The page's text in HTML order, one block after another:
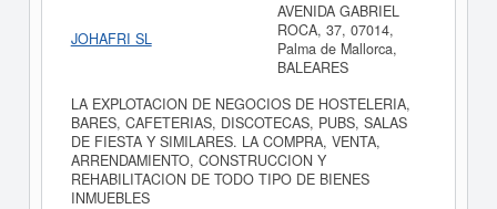
JOHAFRI SL
AVENIDA GABRIEL
ROCA, 37, 07014,
Palma de Mallorca,
BALEARES
LA EXPLOTACION DE NEGOCIOS DE HOSTELERIA,
BARES, CAFETERIAS, DISCOTECAS, PUBS, SALAS
DE FIESTA Y SIMILARES. LA COMPRA, VENTA,
ARRENDAMIENTO, CONSTRUCCION Y
REHABILITACION DE TODO TIPO DE BIENES
INMUEBLES